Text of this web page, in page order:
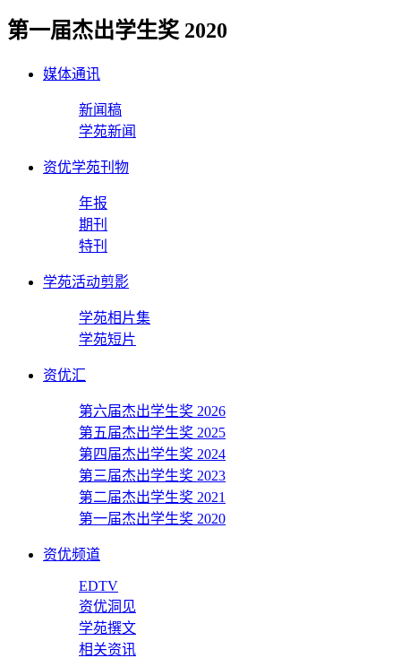
第一届杰出学生奖 2020
媒体通讯
新闻稿
学苑新闻
资优学苑刊物
年报
期刊
特刊
学苑活动剪影
学苑相片集
学苑短片
资优汇
第六届杰出学生奖 2026
第五届杰出学生奖 2025
第四届杰出学生奖 2024
第三届杰出学生奖 2023
第二届杰出学生奖 2021
第一届杰出学生奖 2020
资优频道
EDTV
资优洞见
学苑撰文
相关资讯